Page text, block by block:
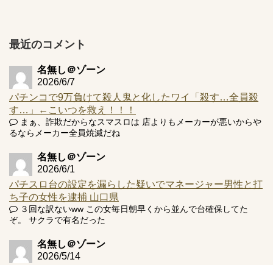
プ報告あり！弱予告...
井の軽い絆？
Powered by livedoor 相互RSS
最近のコメント
名無し＠ゾーン
2026/6/7
パチンコで9万負けて殺人鬼と化したワイ「殺す…全員殺
す…」←こいつを救え！！！
まぁ、詐欺だからなスマスロは 店よりもメーカーが悪いからや
るならメーカー全員焼滅だね
名無し＠ゾーン
2026/6/1
パチスロ台の設定を漏らした疑いでマネージャー男性と打
ち子の女性を逮捕 山口県
３回な訳ないww この女毎日朝早くから並んで台確保してた
ぞ。 サクラで有名だった
名無し＠ゾーン
2026/5/14